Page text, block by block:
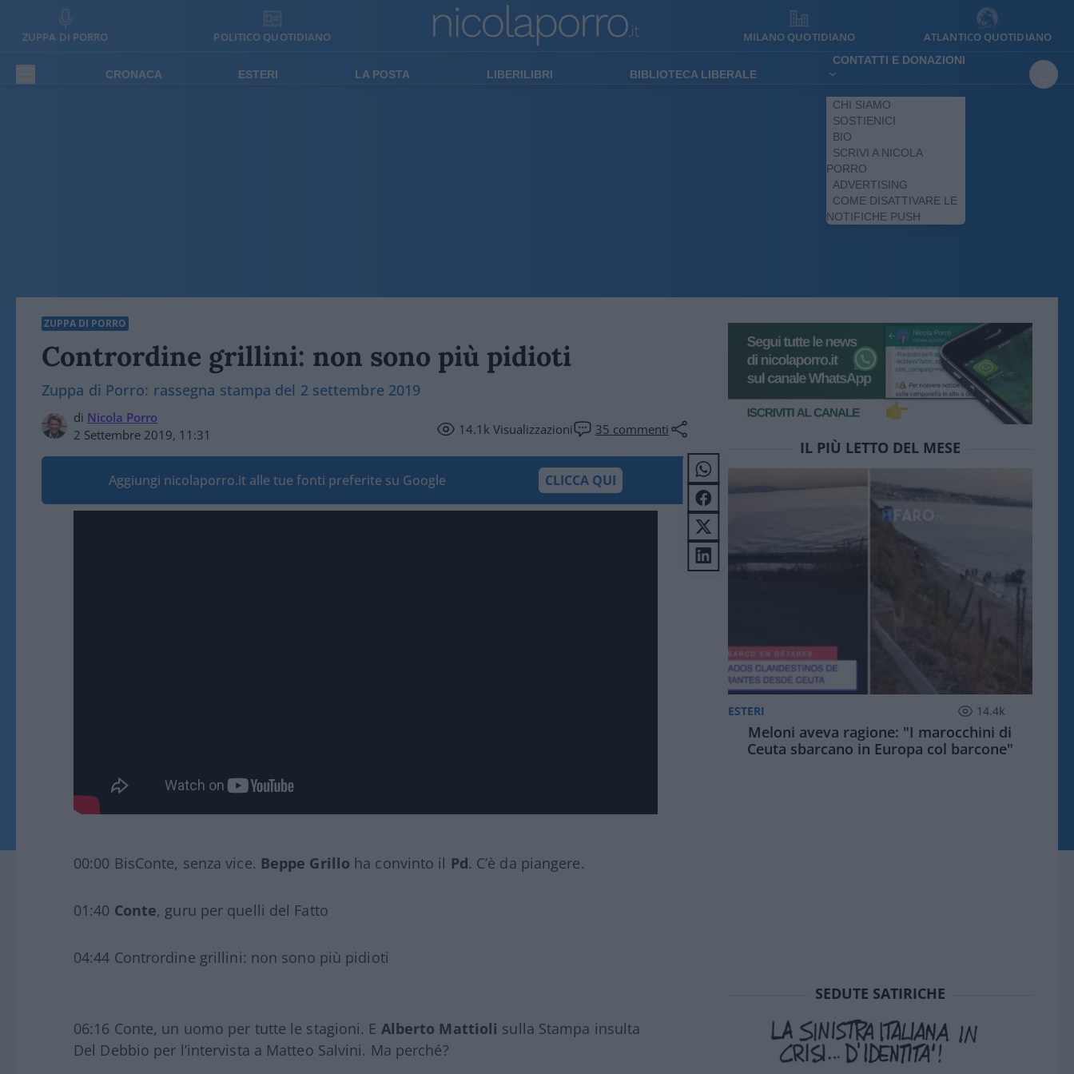
ZUPPA DI PORRO POLITICO QUOTIDIANO MILANO QUOTIDIANO ATLANTICO QUOTIDIANO
CRONACA ESTERI LA POSTA LIBERILIBRI BIBLIOTECA LIBERALE
CONTATTI E DONAZIONI
CHI SIAMO
SOSTIENICI
BIO
SCRIVI A NICOLA
PORRO
ADVERTISING
COME DISATTIVARE LE
NOTIFICHE PUSH
ZUPPA DI PORRO
Contrordine grillini: non sono più pidioti
Zuppa di Porro: rassegna stampa del 2 settembre 2019
di Nicola Porro
2 Settembre 2019, 11:31
14.1kVisualizzazioni 35 commenti
Aggiungi nicolaporro.it alle tue fonti preferite su Google CLICCA QUI
00:00 BisConte, senza vice. Beppe Grillo ha convinto il Pd. C’è da piangere.
01:40 Conte, guru per quelli del Fatto
04:44 Contrordine grillini: non sono più pidioti
06:16 Conte, un uomo per tutte le stagioni. E Alberto Mattioli sulla Stampa insulta
Del Debbio per l’intervista a Matteo Salvini. Ma perché?
IL PIÙ LETTO DEL MESE
ESTERI 14.4k
Meloni aveva ragione: "I marocchini di
Ceuta sbarcano in Europa col barcone"
SEDUTE SATIRICHE